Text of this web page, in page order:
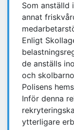
Som anställd
annat
Enligt
de anställs
och
Polisens
Inför denna
ytterligare